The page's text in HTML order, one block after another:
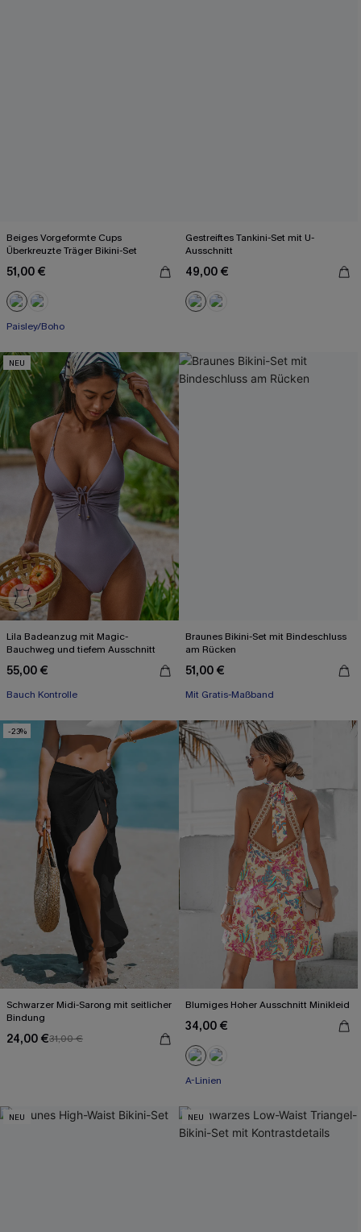
Beiges Vorgeformte Cups
Überkreuzte Träger Bikini-Set
51,00 €
Paisley/Boho
Gestreiftes Tankini-Set mit U-
Ausschnitt
49,00 €
NEU
Lila Badeanzug mit Magic-
Bauchweg und tiefem Ausschnitt
55,00 €
Bauch Kontrolle
Braunes Bikini-Set mit Bindeschluss
am Rücken
51,00 €
Mit Gratis-Maßband
-23%
Schwarzer Midi-Sarong mit seitlicher
Bindung
24,00 €31,00 €
Blumiges Hoher Ausschnitt Minikleid
34,00 €
A-Linien
NEU NEU